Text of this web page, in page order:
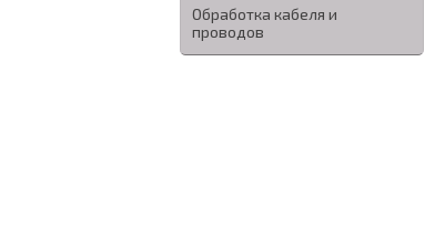
Обработка кабеля и
проводов